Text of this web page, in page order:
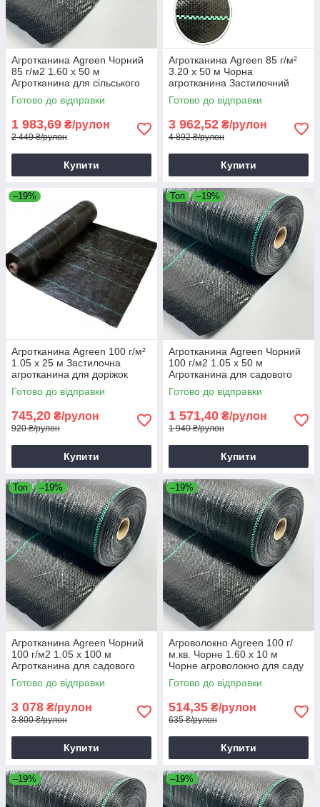
Агротканина Agreen Чорний
85 г/м2 1.60 х 50 м
Агротканина для сільського
господарства Агротканина від
бур'янів
Готово до відправки
1 983,69 ₴/рулон
2 449 ₴/рулон
Купити
Агротканина Agreen 85 г/м²
3.20 х 50 м Чорна
агротканина Застилочний
матеріал
Готово до відправки
3 962,52 ₴/рулон
4 892 ₴/рулон
Купити
–19%
Агротканина Agreen 100 г/м²
1.05 х 25 м Застилочна
агротканина для доріжок
Чорна агротканина від
бур'янів
Готово до відправки
745,20 ₴/рулон
920 ₴/рулон
Купити
Топ –19%
Агротканина Agreen Чорний
100 г/м2 1.05 х 50 м
Агротканина для садового
ландшафту Агротканина для
грядок
Готово до відправки
1 571,40 ₴/рулон
1 940 ₴/рулон
Купити
Топ –19%
Агротканина Agreen Чорний
100 г/м2 1.05 х 100 м
Агротканина для садового
ландшафту Агротканина для
грядок
Готово до відправки
3 078 ₴/рулон
3 800 ₴/рулон
Купити
–19%
Агроволокно Agreen 100 г/
м.кв. Чорне 1.60 х 10 м
Чорне агроволокно для саду
Агротканина чорна
Готово до відправки
514,35 ₴/рулон
635 ₴/рулон
Купити
–19% –19%